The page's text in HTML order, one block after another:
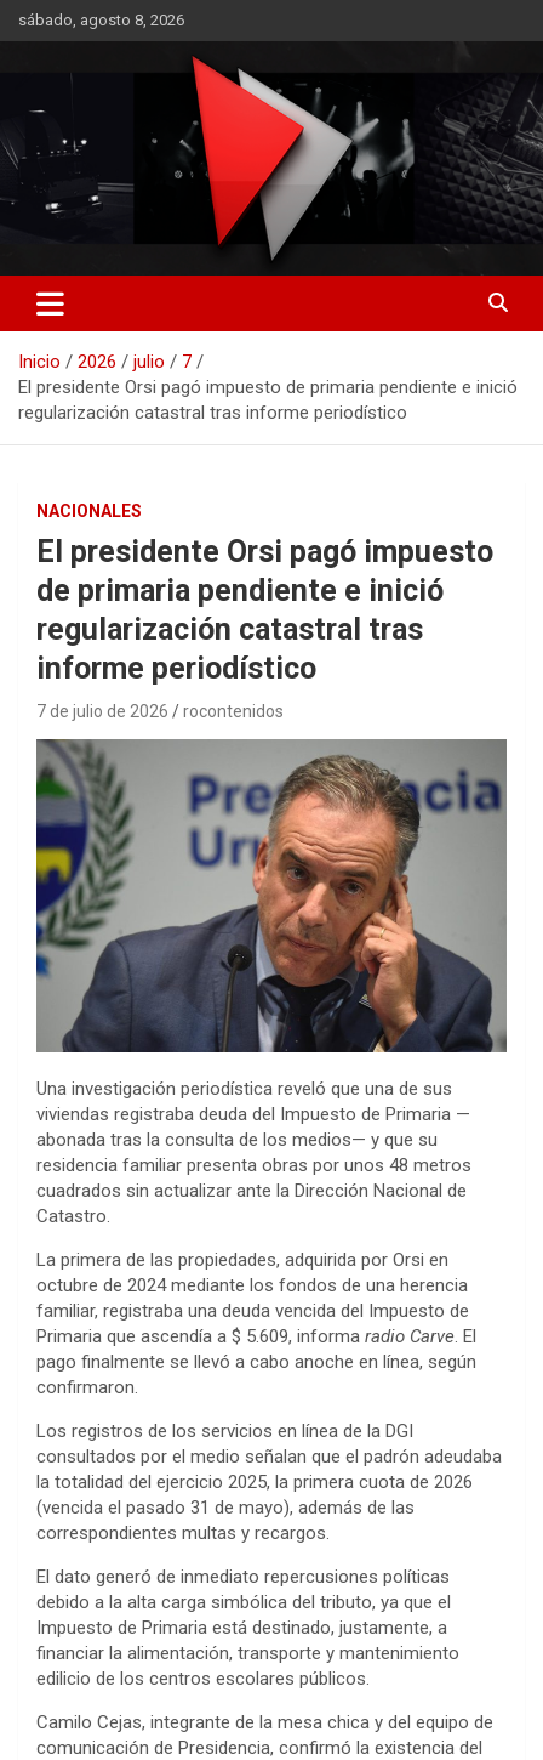
Saltar
al
sábado, agosto 8, 2026
RO CONTENIDOS
Inicio 2026 julio
7
El presidente Orsi pagó impuesto de primaria pendiente e inició
regularización catastral tras informe periodístico
NACIONALES
El presidente Orsi pagó impuesto
de primaria pendiente e inició
regularización catastral tras
informe periodístico
7 de julio de 2026 rocontenidos
Una investigación periodística reveló que una de sus
viviendas registraba deuda del Impuesto de Primaria —
abonada tras la consulta de los medios— y que su
residencia familiar presenta obras por unos 48 metros
cuadrados sin actualizar ante la Dirección Nacional de
Catastro.
La primera de las propiedades, adquirida por Orsi en
octubre de 2024 mediante los fondos de una herencia
familiar, registraba una deuda vencida del Impuesto de
Primaria que ascendía a $ 5.609, informa radio Carve. El
pago finalmente se llevó a cabo anoche en línea, según
confirmaron.
Los registros de los servicios en línea de la DGI
consultados por el medio señalan que el padrón adeudaba
la totalidad del ejercicio 2025, la primera cuota de 2026
(vencida el pasado 31 de mayo), además de las
correspondientes multas y recargos.
El dato generó de inmediato repercusiones políticas
debido a la alta carga simbólica del tributo, ya que el
Impuesto de Primaria está destinado, justamente, a
financiar la alimentación, transporte y mantenimiento
edilicio de los centros escolares públicos.
Camilo Cejas, integrante de la mesa chica y del equipo de
comunicación de Presidencia, confirmó la existencia del